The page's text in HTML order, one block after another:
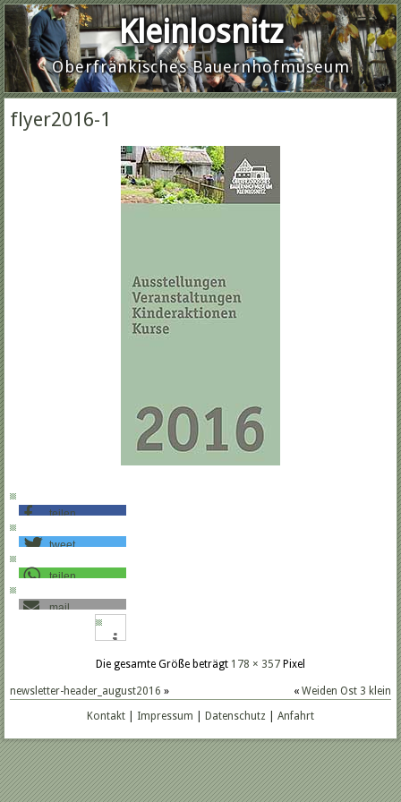
Kleinlosnitz
Oberfränkisches Bauernhofmuseum
flyer2016-1
teilen
tweet
teilen
mail
Die gesamte Größe beträgt 178 × 357 Pixel
newsletter-header_august2016 » « Weiden Ost 3 klein
Kontakt
Impressum Datenschutz Anfahrt